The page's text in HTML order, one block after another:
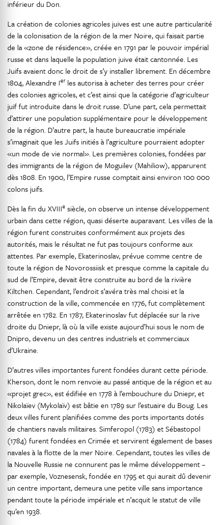
inférieur du Don.
La création de colonies agricoles juives est une autre particularité
de la colonisation de la région de la mer Noire, qui faisait partie
de la «zone de résidence», créée en 1791 par le pouvoir impérial
russe et dans laquelle la population juive était cantonnée. Les
Juifs avaient donc le droit de s’y installer librement. En décembre
1804, Alexandre Ier les autorisa à acheter des terres pour créer
des colonies agricoles, et c’est ainsi que la catégorie d’agriculteur
juif fut introduite dans le droit russe. D’une part, cela permettait
d’attirer une population supplémentaire pour le développement
de la région. D’autre part, la haute bureaucratie impériale
s’imaginait que les Juifs initiés à l’agriculture pourraient adopter
«un mode de vie normal». Les premières colonies, fondées par
des immigrants de la région de Moguilev (Mahiliow), apparurent
dès 1808. En 1900, l’Empire russe comptait ainsi environ 100 000
colons juifs.
Dès la fin du XVIIIe siècle, on observe un intense développement
urbain dans cette région, quasi déserte auparavant. Les villes de la
région furent construites conformément aux projets des
autorités, mais le résultat ne fut pas toujours conforme aux
attentes. Par exemple, Ekaterinoslav, prévue comme centre de
toute la région de Novorossiisk et presque comme la capitale du
sud de l’Empire, devait être construite au bord de la rivière
Kiltchen. Cependant, l’endroit s’avéra très mal choisi et la
construction de la ville, commencée en 1776, fut complètement
arrêtée en 1782. En 1787, Ekaterinoslav fut déplacée sur la rive
droite du Dniepr, là où la ville existe aujourd’hui sous le nom de
Dnipro, devenu un des centres industriels et commerciaux
d’Ukraine.
D’autres villes importantes furent fondées durant cette période.
Kherson, dont le nom renvoie au passé antique de la région et au
«projet grec», est édifiée en 1778 à l’embouchure du Dniepr, et
Nikolaïev (Mykolaïv) est bâtie en 1789 sur l’estuaire du Boug. Les
deux villes furent planifiées comme des ports importants dotés
de chantiers navals militaires. Simferopol (1783) et Sébastopol
(1784) furent fondées en Crimée et servirent également de bases
navales à la flotte de la mer Noire. Cependant, toutes les villes de
la Nouvelle Russie ne connurent pas le même développement –
par exemple, Voznesensk, fondée en 1795 et qui aurait dû devenir
un centre important, demeura une petite ville sans importance
pendant toute la période impériale et n’acquit le statut de ville
qu’en 1938.